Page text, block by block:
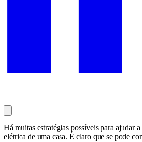
Há muitas estratégias possíveis para ajudar
elétrica de uma casa. É claro que se pode